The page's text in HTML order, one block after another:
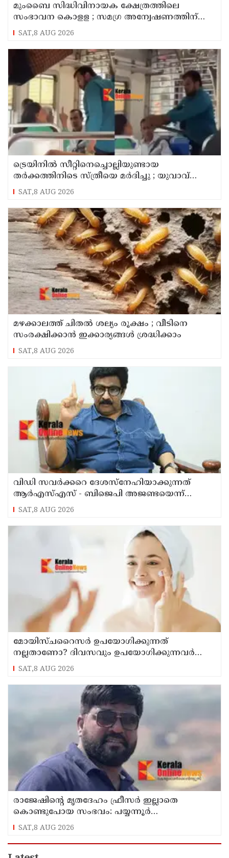
മുംബൈ സിദ്ധിവിനായക ക്ഷേത്രത്തിലെ
സംഭാവന കൊളള ; സമഗ്ര അന്വേഷണത്തിന്
ഉത്തരവിട്ട് മുഖ്യമന്ത്രി ദേവേന്ദ്ര ഫഡ്‌നാവിസ്
SAT,8 AUG 2026
ട്രെയിനിൽ സീറ്റിനെച്ചൊല്ലിയുണ്ടായ
തർക്കത്തിനിടെ സ്ത്രീയെ മർദിച്ചു ; യുവാവ്
അറസ്റ്റിൽ
SAT,8 AUG 2026
മഴക്കാലത്ത് ചിതൽ ശല്യം രൂക്ഷം ; വീടിനെ
സംരക്ഷിക്കാൻ ഇക്കാര്യങ്ങൾ ശ്രദ്ധിക്കാം
SAT,8 AUG 2026
വിഡി സവര്‍ക്കറെ ദേശസ്‌നേഹിയാക്കുന്നത്
ആര്‍എസ്എസ് - ബിജെപി അജണ്ടയെന്ന്
മുതിര്‍ന്ന മുസ്ലീം ലീഗ് നേതാവ് എംകെ മുനീര്‍
SAT,8 AUG 2026
മോയിസ്ചറൈസർ ഉപയോഗിക്കുന്നത്
നല്ലതാണോ? ദിവസവും ഉപയോഗിക്കുന്നവർ
ഇക്കാര്യങ്ങൾ അറിയണം
SAT,8 AUG 2026
രാജേഷിന്റെ മൃതദേഹം ഫ്രീസർ ഇല്ലാതെ
കൊണ്ടുപോയ സംഭവം: പയ്യന്നൂർ
തഹസിൽദാറിനെ സസ്പെൻഡ് ചെയ്യാൻ
നിർദ്ദേശം
SAT,8 AUG 2026